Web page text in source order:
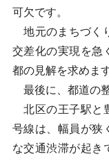
可欠です。
地元のまちづく
交差化の実現を急
都の見解を求めます
最後に、都道の
北区の王子駅と
号線は、幅員が狭
な交通渋滞が起き